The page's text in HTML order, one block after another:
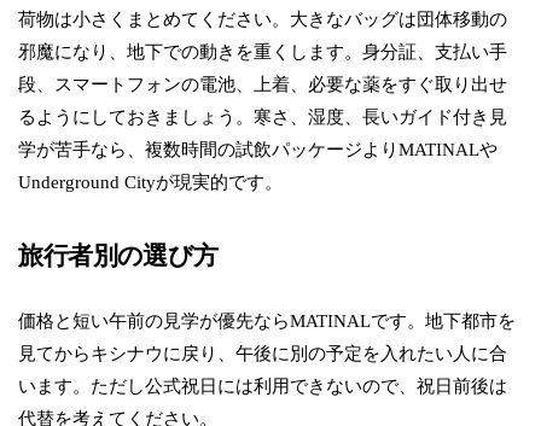
荷物は小さくまとめてください。大きなバッグは団体移動の
邪魔になり、地下での動きを重くします。身分証、支払い手
段、スマートフォンの電池、上着、必要な薬をすぐ取り出せ
るようにしておきましょう。寒さ、湿度、長いガイド付き見
学が苦手なら、複数時間の試飲パッケージよりMATINALや
Underground Cityが現実的です。
旅行者別の選び方
価格と短い午前の見学が優先ならMATINALです。地下都市を
見てからキシナウに戻り、午後に別の予定を入れたい人に合
います。ただし公式祝日には利用できないので、祝日前後は
代替を考えてください。